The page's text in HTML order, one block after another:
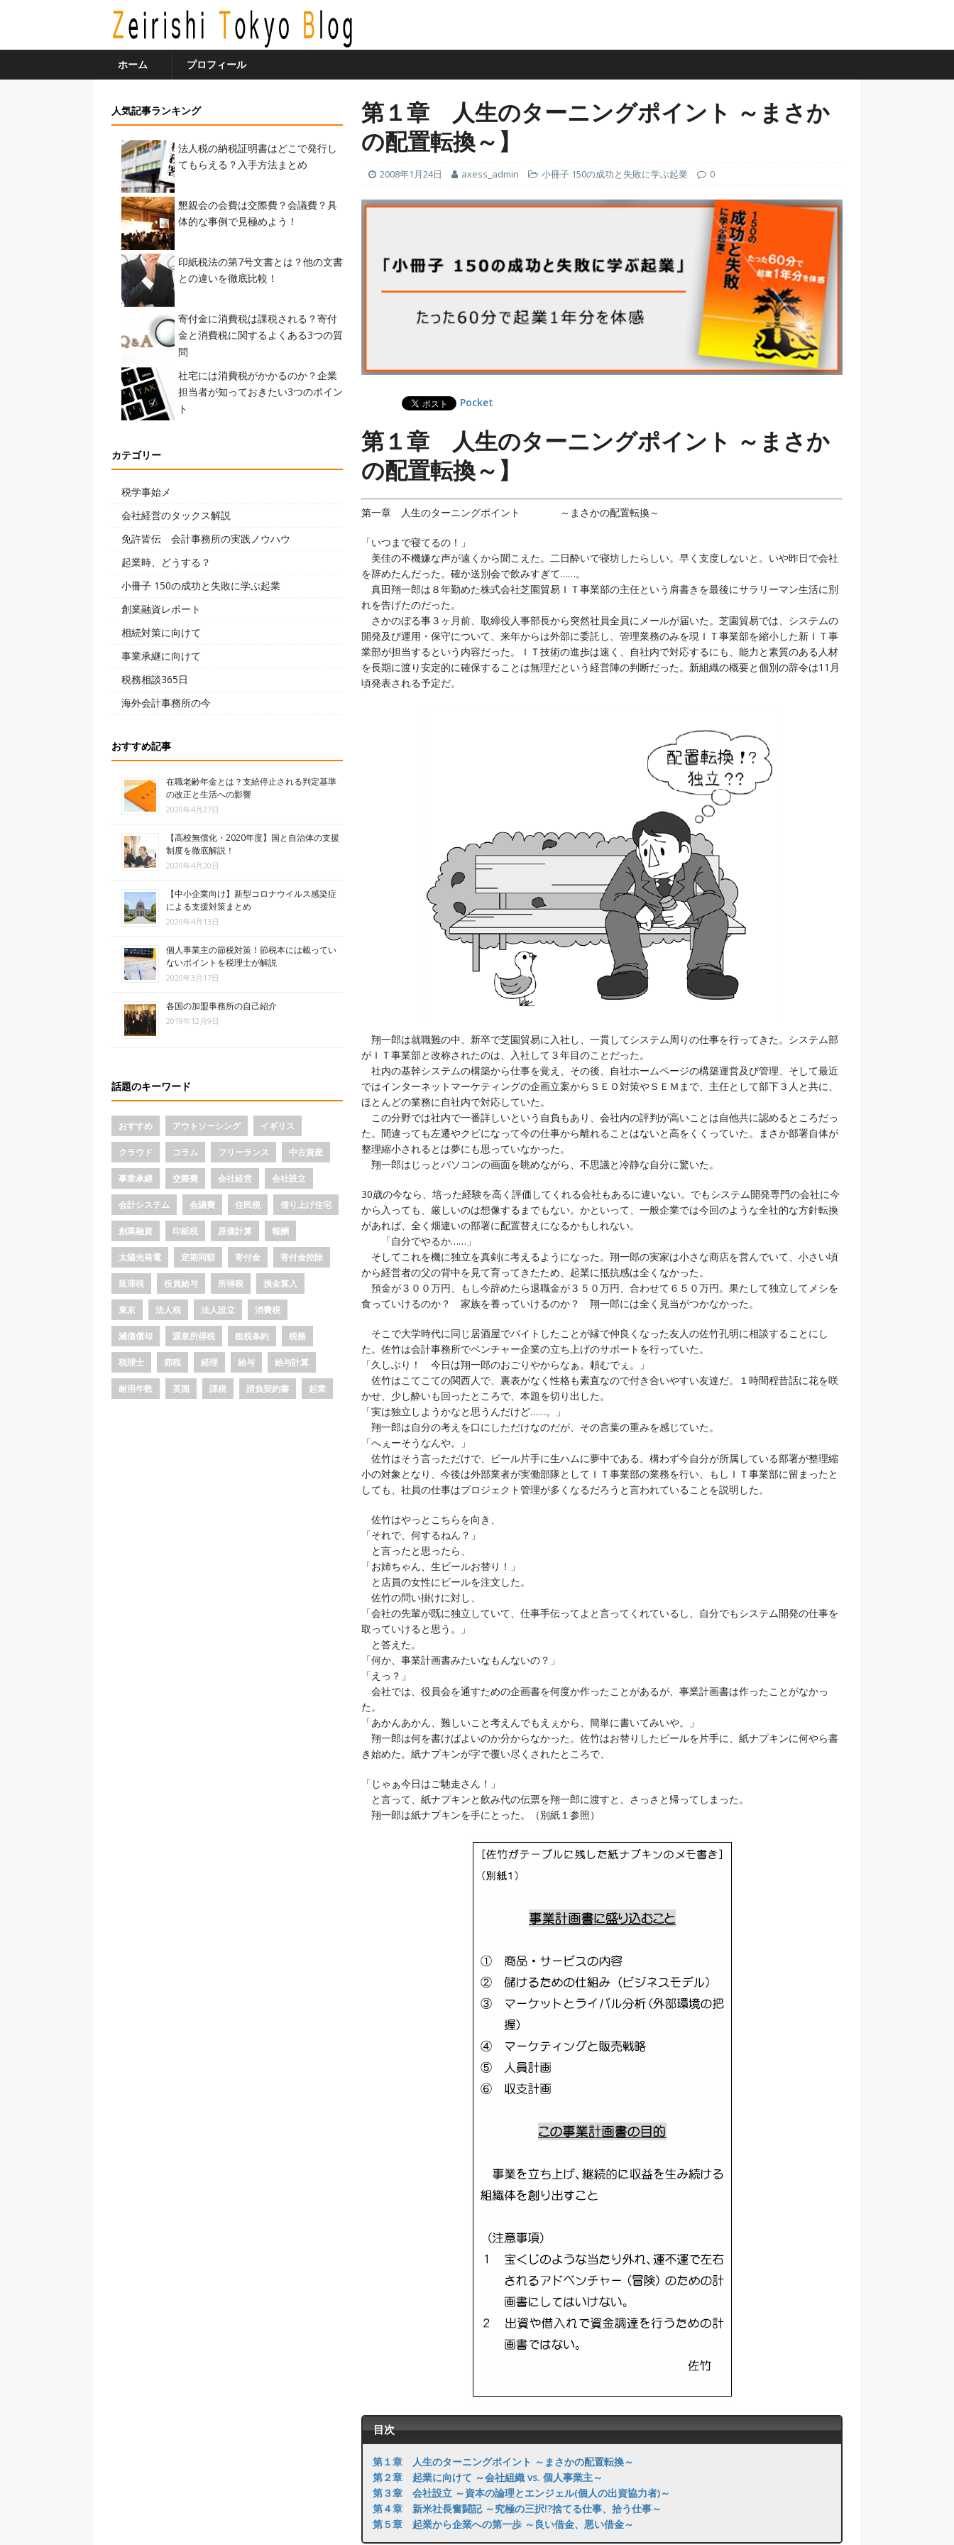
ホーム プロフィール
第１章 人生のターニングポイント ～まさか
の配置転換～】
2008年1月24日 axess_admin 小冊子 150の成功と失敗に学ぶ起業 0
Pocket
第１章 人生のターニングポイント ～まさか
の配置転換～】
第一章 人生のターニングポイント ～まさかの配置転換～
「いつまで寝てるの！」
美佳の不機嫌な声が遠くから聞こえた。二日酔いで寝坊したらしい。早く支度しないと。いや昨日で会社
を辞めたんだった。確か送別会で飲みすぎて……。
真田翔一郎は８年勤めた株式会社芝園貿易ＩＴ事業部の主任という肩書きを最後にサラリーマン生活に別
れを告げたのだった。
さかのぼる事３ヶ月前、取締役人事部長から突然社員全員にメールが届いた。芝園貿易では、システムの
開発及び運用・保守について、来年からは外部に委託し、管理業務のみを現ＩＴ事業部を縮小した新ＩＴ事
業部が担当するという内容だった。ＩＴ技術の進歩は速く、自社内で対応するにも、能力と素質のある人材
を長期に渡り安定的に確保することは無理だという経営陣の判断だった。新組織の概要と個別の辞令は11月
頃発表される予定だ。
翔一郎は就職難の中、新卒で芝園貿易に入社し、一貫してシステム周りの仕事を行ってきた。システム部
がＩＴ事業部と改称されたのは、入社して３年目のことだった。
社内の基幹システムの構築から仕事を覚え、その後、自社ホームページの構築運営及び管理、そして最近
ではインターネットマーケティングの企画立案からＳＥＯ対策やＳＥＭまで、主任として部下３人と共に、
ほとんどの業務に自社内で対応していた。
この分野では社内で一番詳しいという自負もあり、会社内の評判が高いことは自他共に認めるところだっ
た。間違っても左遷やクビになって今の仕事から離れることはないと高をくくっていた。まさか部署自体が
整理縮小されるとは夢にも思っていなかった。
翔一郎はじっとパソコンの画面を眺めながら、不思議と冷静な自分に驚いた。
30歳の今なら、培った経験を高く評価してくれる会社もあるに違いない。でもシステム開発専門の会社に今
から入っても、厳しいのは想像するまでもない。かといって、一般企業では今回のような全社的な方針転換
があれば、全く畑違いの部署に配置替えになるかもしれない。
「自分でやるか……」
そしてこれを機に独立を真剣に考えるようになった。翔一郎の実家は小さな商店を営んでいて、小さい頃
から経営者の父の背中を見て育ってきたため、起業に抵抗感は全くなかった。
預金が３００万円、もし今辞めたら退職金が３５０万円、合わせて６５０万円。果たして独立してメシを
食っていけるのか？ 家族を養っていけるのか？ 翔一郎には全く見当がつかなかった。
そこで大学時代に同じ居酒屋でバイトしたことが縁で仲良くなった友人の佐竹孔明に相談することにし
た。佐竹は会計事務所でベンチャー企業の立ち上げのサポートを行っていた。
「久しぶり！ 今日は翔一郎のおごりやからなぁ。頼むでぇ。」
佐竹はこてこての関西人で、裏表がなく性格も素直なので付き合いやすい友達だ。１時間程昔話に花を咲
かせ、少し酔いも回ったところで、本題を切り出した。
「実は独立しようかなと思うんだけど……。」
翔一郎は自分の考えを口にしただけなのだが、その言葉の重みを感じていた。
「へぇーそうなんや。」
佐竹はそう言っただけで、ビール片手に生ハムに夢中である。構わず今自分が所属している部署が整理縮
小の対象となり、今後は外部業者が実働部隊としてＩＴ事業部の業務を行い、もしＩＴ事業部に留まったと
しても、社員の仕事はプロジェクト管理が多くなるだろうと言われていることを説明した。
佐竹はやっとこちらを向き、
「それで、何するねん？」
と言ったと思ったら、
「お姉ちゃん、生ビールお替り！」
と店員の女性にビールを注文した。
佐竹の問い掛けに対し、
「会社の先輩が既に独立していて、仕事手伝ってよと言ってくれているし、自分でもシステム開発の仕事を
取っていけると思う。」
と答えた。
「何か、事業計画書みたいなもんないの？」
「えっ？」
会社では、役員会を通すための企画書を何度か作ったことがあるが、事業計画書は作ったことがなかっ
た。
「あかんあかん、難しいこと考えんでもえぇから、簡単に書いてみいや。」
翔一郎は何を書けばよいのか分からなかった。佐竹はお替りしたビールを片手に、紙ナプキンに何やら書
き始めた。紙ナプキンが字で覆い尽くされたところで、
「じゃぁ今日はご馳走さん！」
と言って、紙ナプキンと飲み代の伝票を翔一郎に渡すと、さっさと帰ってしまった。
翔一郎は紙ナプキンを手にとった。（別紙１参照）
目次
第１章 人生のターニングポイント ～まさかの配置転換～
第２章 起業に向けて ～会社組織 vs. 個人事業主～
第３章 会社設立 ～資本の論理とエンジェル(個人の出資協力者)～
第４章 新米社長奮闘記 ～究極の三択!?捨てる仕事、拾う仕事～
第５章 起業から企業への第一歩 ～良い借金、悪い借金～
人気記事ランキング
法人税の納税証明書はどこで発行し
てもらえる？入手方法まとめ
懇親会の会費は交際費？会議費？具
体的な事例で見極めよう！
印紙税法の第7号文書とは？他の文書
との違いを徹底比較！
寄付金に消費税は課税される？寄付
金と消費税に関するよくある3つの質
問
社宅には消費税がかかるのか？企業
担当者が知っておきたい3つのポイン
ト
カテゴリー
税学事始メ
会社経営のタックス解説
免許皆伝 会計事務所の実践ノウハウ
起業時、どうする？
小冊子 150の成功と失敗に学ぶ起業
創業融資レポート
相続対策に向けて
事業承継に向けて
税務相談365日
海外会計事務所の今
おすすめ記事
在職老齢年金とは？支給停止される判定基準
の改正と生活への影響
2020年4月27日
【高校無償化・2020年度】国と自治体の支援
制度を徹底解説！
2020年4月20日
【中小企業向け】新型コロナウイルス感染症
による支援対策まとめ
2020年4月13日
個人事業主の節税対策！節税本には載ってい
ないポイントを税理士が解説
2020年3月17日
各国の加盟事務所の自己紹介
2019年12月9日
話題のキーワード
おすすめ アウトソーシング イギリス
クラウド コラム フリーランス 中古資産
事業承継 交際費 会社経営 会社設立
会計システム 会議費 住民税 借り上げ住宅
創業融資 印紙税 原価計算 報酬
太陽光発電 定期同額 寄付金 寄付金控除
延滞税 役員給与 所得税 損金算入
東京 法人税 法人設立 消費税
減価償却 源泉所得税 租税条約 税務
税理士 節税 経理 給与 給与計算
耐用年数 英国 課税 請負契約書 起業